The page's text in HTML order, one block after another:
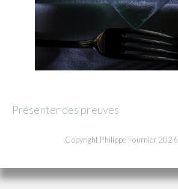
Présenter des preuves
Copyright Philippe Fournier 2026